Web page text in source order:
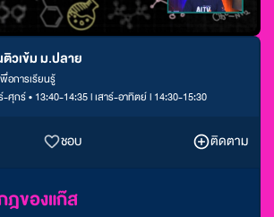
ติวเข้ม ม.ปลาย
อการเรียนรู้
กร์ • 13:40-14:35 l เสาร์-อาทิตย์ l 14:30-15:30
ชอบ ติดตาม
ฎของแก๊ส